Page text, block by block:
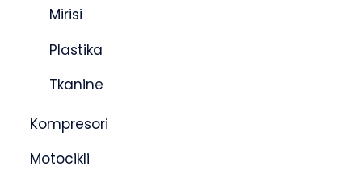
Mirisi
Plastika
Tkanine
Kompresori
Motocikli